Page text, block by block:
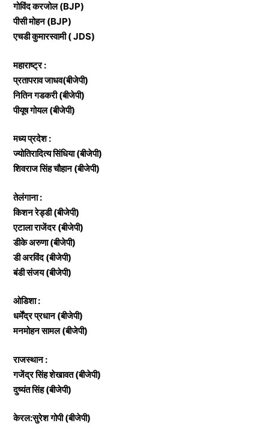
गोविंद करजोल (BJP)
पीसी मोहन (BJP)
एचडी कुमारस्वामी ( JDS)
महाराष्ट्र :
प्रतापराव जाधव(बीजेपी)
नितिन गडकरी (बीजेपी)
पीयूष गोयल (बीजेपी)
मध्य प्रदेश :
ज्योतिरादित्य सिंधिया (बीजेपी)
शिवराज सिंह चौहान (बीजेपी)
तेलंगाना :
किशन रेड्डी (बीजेपी)
एटाला राजेंदर (बीजेपी)
डीके अरुणा (बीजेपी)
डी अरविंद (बीजेपी)
बंडी संजय (बीजेपी)
ओडिशा :
धर्मेंद्र प्रधान (बीजेपी)
मनमोहन सामल (बीजेपी)
राजस्थान :
गजेंद्र सिंह शेखावत (बीजेपी)
दुष्यंत सिंह (बीजेपी)
केरल:सुरेश गोपी (बीजेपी)